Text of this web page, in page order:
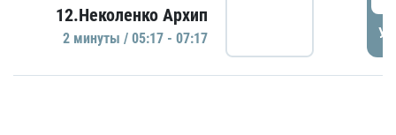
12.Неколенко Архип
2 минуты / 05:17 - 07:17